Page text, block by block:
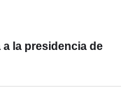
la presidencia de